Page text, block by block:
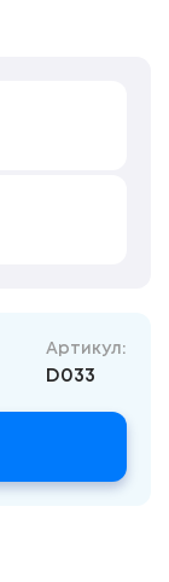
Артикул:
D033